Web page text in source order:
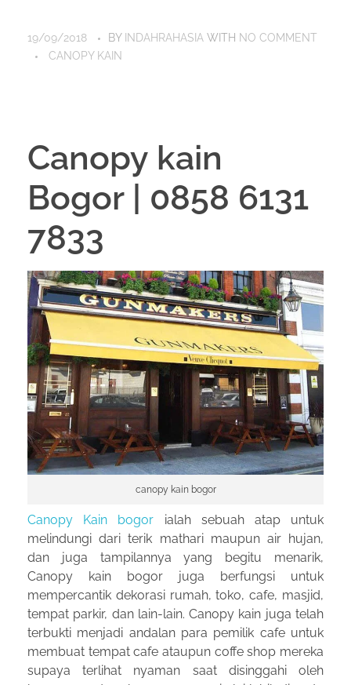
19/09/2018 BY INDAHRAHASIA WITH NO COMMENT
CANOPY KAIN
Canopy kain
Bogor | 0858 6131
7833
canopy kain bogor
Canopy Kain bogor ialah sebuah atap untuk
melindungi dari terik mathari maupun air hujan,
dan juga tampilannya yang begitu menarik,
Canopy kain bogor juga berfungsi untuk
mempercantik dekorasi rumah, toko, cafe, masjid,
tempat parkir, dan lain-lain. Canopy kain juga telah
terbukti menjadi andalan para pemilik cafe untuk
membuat tempat cafe ataupun coffe shop mereka
supaya terlihat nyaman saat disinggahi oleh